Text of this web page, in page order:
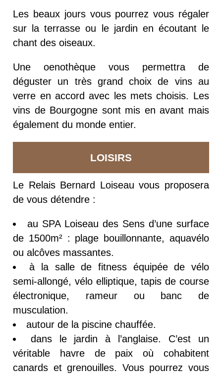
Les beaux jours vous pourrez vous régaler
sur la terrasse ou le jardin en écoutant le
chant des oiseaux.
Une oenothèque vous permettra de
déguster un très grand choix de vins au
verre en accord avec les mets choisis. Les
vins de Bourgogne sont mis en avant mais
également du monde entier.
LOISIRS
Le Relais Bernard Loiseau vous proposera
de vous détendre :
au SPA Loiseau des Sens d’une surface
de 1500m² : plage bouillonnante, aquavélo
ou alcôves massantes.
à la salle de fitness équipée de vélo
semi-allongé, vélo elliptique, tapis de course
électronique, rameur ou banc de
musculation.
autour de la piscine chauffée.
dans le jardin à l’anglaise. C’est un
véritable havre de paix où cohabitent
canards et grenouilles. Vous pourrez vous